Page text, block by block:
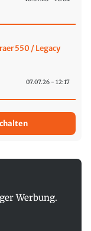
550 / Legacy
07.07.26 - 12:17
Werbung.